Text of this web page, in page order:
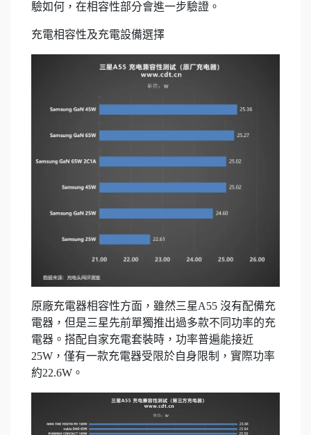
驗如何，在相容性部分會進一步驗證。
充電相容性及充電設備選擇
原廠充電器相容性方面，雖然三星A55 沒有配備充
電器，但是三星先前單獨推出過多款不同功率的充
電器。搭配自家充電套裝時，功率普遍能接近
25W，僅有一款充電器受限於自身限制，實際功率
約22.6W。